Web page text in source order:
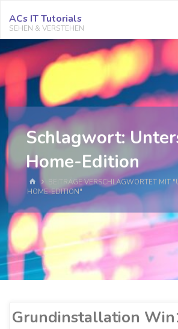
Inhalt
springen
ACs IT Tutorials
SEHEN & VERSTEHEN
Schlagwort:
Home-Edition
STARTBEITRÄGE VERSCHLAGWORTET MIT
HOME-EDITION"
Grundinstallation